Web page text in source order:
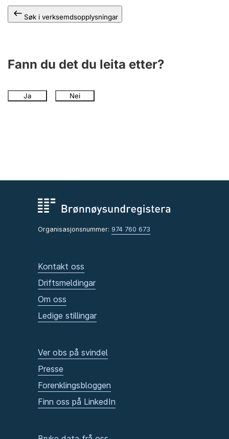
Søk i verksemdsopplysningar
Fann du det du leita etter?
Ja Nei
Organisasjonsnummer: 974 760 673
Kontakt oss
Driftsmeldingar
Om oss
Ledige stillingar
Ver obs på svindel
Presse
Forenklingsbloggen
Finn oss på LinkedIn